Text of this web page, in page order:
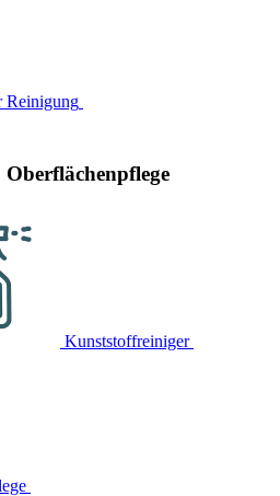
Reinigung
Kunststoffreiniger